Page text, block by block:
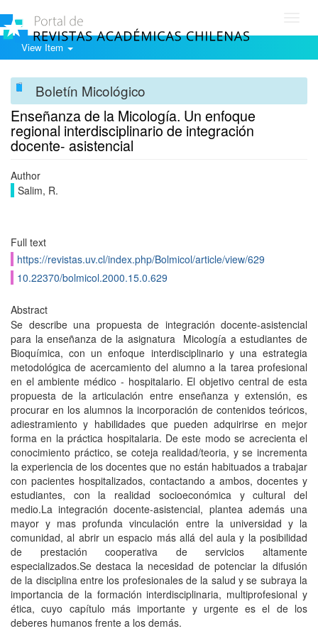
View Item
Boletín Micológico
Enseñanza de la Micología. Un enfoque
regional interdisciplinario de integración
docente- asistencial
Author
Salim, R.
Full text
https://revistas.uv.cl/index.php/Bolmicol/article/view/629
10.22370/bolmicol.2000.15.0.629
Abstract
Se describe una propuesta de integración docente-asistencial
para la enseñanza de la asignatura Micología a estudiantes de
Bioquímica, con un enfoque interdisciplinario y una estrategia
metodológica de acercamiento del alumno a la tarea profesional
en el ambiente médico - hospitalario. El objetivo central de esta
propuesta de la articulación entre enseñanza y extensión, es
procurar en los alumnos la incorporación de contenidos teóricos,
adiestramiento y habilidades que pueden adquirirse en mejor
forma en la práctica hospitalaria. De este modo se acrecienta el
conocimiento práctico, se coteja realidad/teoria, y se incrementa
la experiencia de los docentes que no están habituados a trabajar
con pacientes hospitalizados, contactando a ambos, docentes y
estudiantes, con la realidad socioeconómica y cultural del
medio.La integración docente-asistencial, plantea además una
mayor y mas profunda vinculación entre la universidad y la
comunidad, al abrir un espacio más allá del aula y la posibilidad
de prestación cooperativa de servicios altamente
especializados.Se destaca la necesidad de potenciar la difusión
de la disciplina entre los profesionales de la salud y se subraya la
importancia de la formación interdisciplinaria, multiprofesional y
ética, cuyo capítulo más importante y urgente es el de los
deberes humanos frente a los demás.